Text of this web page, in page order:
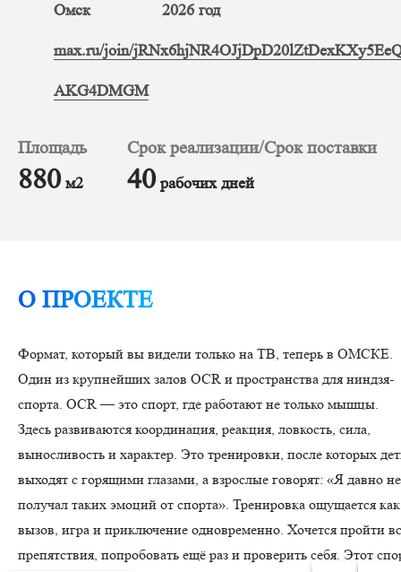
Омск 2026 год
max.ru/join/
AKG4DMGM
Площадь
880м2
Срок реализации/Срок поставки
40рабочих дней
О ПРОЕКТЕ
Формат, который вы видели только на ТВ, теперь в ОМСКЕ.
Один из крупнейших залов OCR и пространства для ниндзя-
спорта. OCR — это спорт, где работают не только мышцы.
Здесь развиваются координация, реакция, ловкость, сила,
выносливость и характер. Это тренировки, после которых
выходят с горящими глазами, а взрослые говорят: «Я давно не
получал таких эмоций от спорта». Тренировка ощущается как
вызов, игра и приключение одновременно. Хочется пройти
препятствия, попробовать ещё раз и проверить себя. Этот